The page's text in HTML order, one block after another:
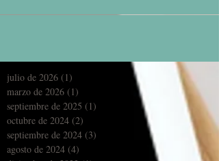
julio de 2026 (1)1 entrada
marzo de 2026 (1)1 entrada
septiembre de 2025
octubre de 2024 (2) 2 entradas
septiembre de 2024